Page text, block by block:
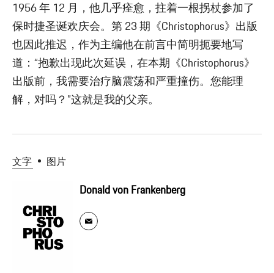
1956 年 12 月，他几乎痊愈，拄着一根拐杖参加了
保时捷圣诞欢庆会。第 23 期《Christophorus》出版
也因此推迟，作为主编他在前言中简明扼要地写
道：“抱歉出现此次延误，在本期《Christophorus》
出版前，我需要治疗脑震荡和严重撞伤。您能理
解，对吗？”这就是我的父亲。
文字 图片
Donald von Frankenberg